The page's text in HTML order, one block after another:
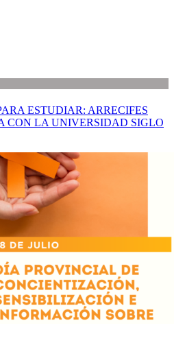
ESTUDIAR: ARRECIFES
CON LA UNIVERSIDAD SIGLO